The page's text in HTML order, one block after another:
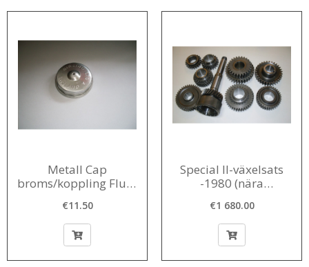
Metall Cap
broms/koppling Fluid
€11.50
Special II-växelsats
-1980 (nära
€1 680.00